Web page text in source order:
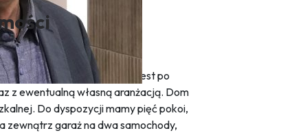
miejscu Szymiszowa. Dom jest po
z ewentualną własną aranżacją. Dom
Do dyspozycji mamy pięć pokoi,
zewnątrz garaż na dwa samochody,